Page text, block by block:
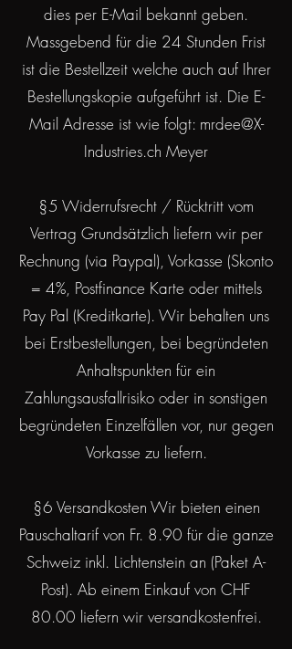
dies per E-Mail bekannt geben.
Massgebend für die 24 Stunden Frist
ist die Bestellzeit welche auch auf Ihrer
Bestellungskopie aufgeführt ist. Die E-
Mail Adresse ist wie folgt: mrdee@X-
Industries.ch Meyer
§5 Widerrufsrecht / Rücktritt vom
Vertrag Grundsätzlich liefern wir per
Rechnung (via Paypal), Vorkasse (Skonto
= 4%, Postfinance Karte oder mittels
Pay Pal (Kreditkarte). Wir behalten uns
bei Erstbestellungen, bei begründeten
Anhaltspunkten für ein
Zahlungsausfallrisiko oder in sonstigen
begründeten Einzelfällen vor, nur gegen
Vorkasse zu liefern.
§6 Versandkosten Wir bieten einen
Pauschaltarif von Fr. 8.90 für die ganze
Schweiz inkl. Lichtenstein an (Paket A-
Post). Ab einem Einkauf von CHF
80.00 liefern wir versandkostenfrei.